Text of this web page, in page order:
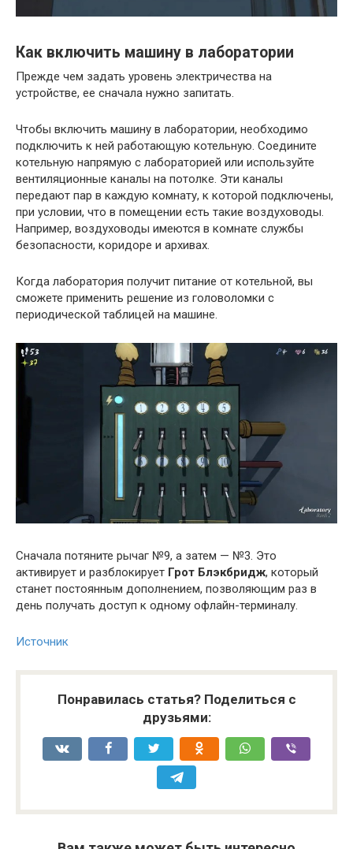
Как включить машину в лаборатории
Прежде чем задать уровень электричества на
устройстве, ее сначала нужно запитать.
Чтобы включить машину в лаборатории, необходимо
подключить к ней работающую котельную. Соедините
котельную напрямую с лабораторией или используйте
вентиляционные каналы на потолке. Эти каналы
передают пар в каждую комнату, к которой подключены,
при условии, что в помещении есть такие воздуховоды.
Например, воздуховоды имеются в комнате службы
безопасности, коридоре и архивах.
Когда лаборатория получит питание от котельной, вы
сможете применить решение из головоломки с
периодической таблицей на машине.
Сначала потяните рычаг №9, а затем — №3. Это
активирует и разблокирует Грот Блэкбридж, который
станет постоянным дополнением, позволяющим раз в
день получать доступ к одному офлайн-терминалу.
Источник
Понравилась статья? Поделиться с
друзьями: